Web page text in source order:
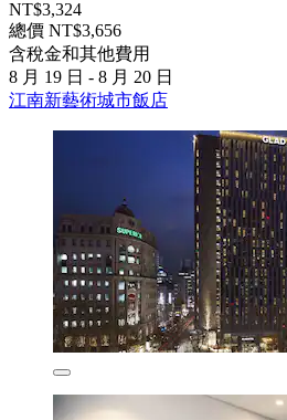
NT$3,324
總價 NT$3,656
含稅金和其他費用
8 月 19 日 - 8 月 20 日
江南新藝術城市飯店